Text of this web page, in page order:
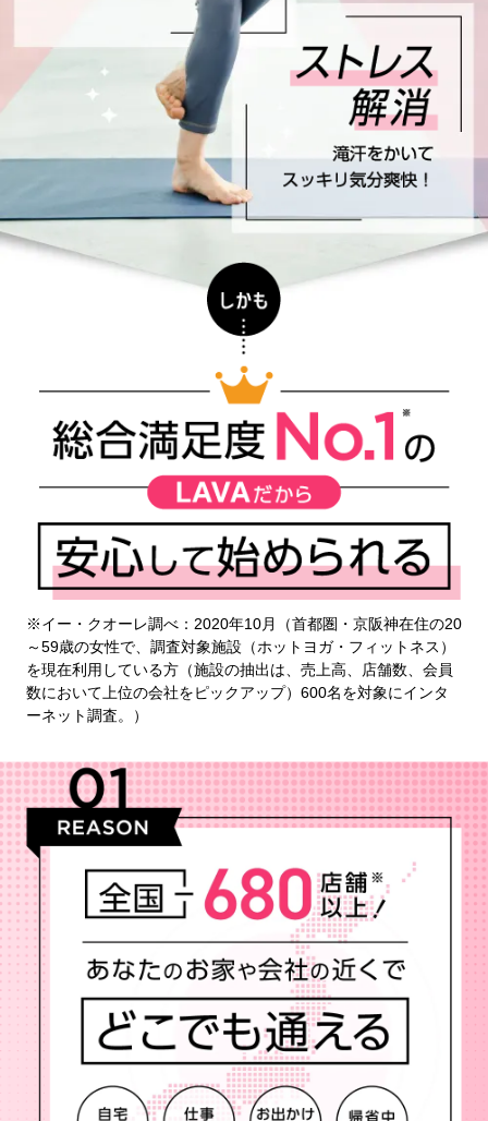
※イー・クオーレ調べ：2020年10月（首都圏・京阪神在住の20
～59歳の女性で、調査対象施設（ホットヨガ・フィットネス）
を現在利用している方（施設の抽出は、売上高、店舗数、会員
数において上位の会社をピックアップ）600名を対象にインタ
ーネット調査。）